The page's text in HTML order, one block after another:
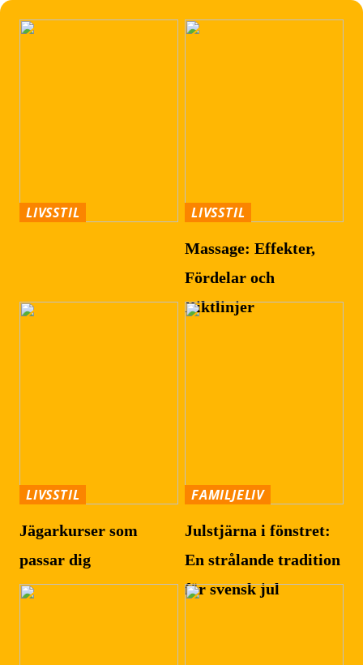
LIVSSTIL LIVSSTIL
Massage: Effekter,
Fördelar och
Riktlinjer
LIVSSTIL
Jägarkurser som
passar dig
FAMILJELIV
Julstjärna i fönstret:
En strålande tradition
för svensk jul